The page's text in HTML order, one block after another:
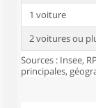
1 voiture
2 voitures ou
Sources : Insee,
principales,